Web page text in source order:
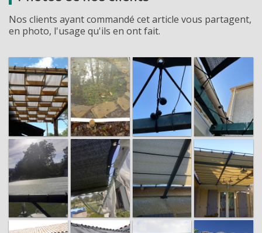
Nos clients ayant commandé cet article vous partagent,
en photo, l'usage qu'ils en ont fait.